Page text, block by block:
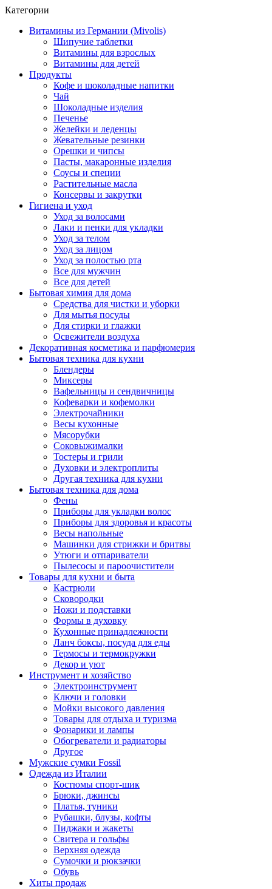
Категории
Витамины из Германии (Mivolis)
Шипучие таблетки
Витамины для взрослых
Витамины для детей
Продукты
Кофе и шоколадные напитки
Чай
Шоколадные изделия
Печенье
Желейки и леденцы
Жевательные резинки
Орешки и чипсы
Пасты, макаронные изделия
Соусы и специи
Растительные масла
Консервы и закрутки
Гигиена и уход
Уход за волосами
Лаки и пенки для укладки
Уход за телом
Уход за лицом
Уход за полостью рта
Все для мужчин
Все для детей
Бытовая химия для дома
Средства для чистки и уборки
Для мытья посуды
Для стирки и глажки
Освежители воздуха
Декоративная косметика и парфюмерия
Бытовая техника для кухни
Блендеры
Миксеры
Вафельницы и сендвичницы
Кофеварки и кофемолки
Электрочайники
Весы кухонные
Мясорубки
Соковыжималки
Тостеры и грили
Духовки и электроплиты
Другая техника для кухни
Бытовая техника для дома
Фены
Приборы для укладки волос
Приборы для здоровья и красоты
Весы напольные
Машинки для стрижки и бритвы
Утюги и отпариватели
Пылесосы и пароочистители
Товары для кухни и быта
Кастрюли
Сковородки
Ножи и подставки
Формы в духовку
Кухонные принадлежности
Ланч боксы, посуда для еды
Термосы и термокружки
Декор и уют
Инструмент и хозяйство
Электроинструмент
Ключи и головки
Мойки высокого давления
Товары для отдыха и туризма
Фонарики и лампы
Обогреватели и радиаторы
Другое
Мужские сумки Fossil
Одежда из Италии
Костюмы спорт-шик
Брюки, джинсы
Платья, туники
Рубашки, блузы, кофты
Пиджаки и жакеты
Свитера и гольфы
Верхняя одежда
Сумочки и рюкзачки
Обувь
Хиты продаж